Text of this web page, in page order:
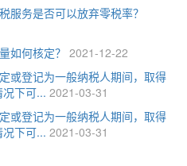
服务是否可以放弃零税率？
如何核定？ 2021-12-22
或登记为一般纳税人期间，取得
下可... 2021-03-31
或登记为一般纳税人期间，取得
下可... 2021-03-31